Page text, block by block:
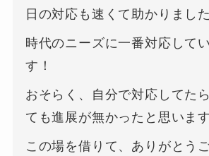
日の対応も速くて助かりました
時代のニーズに一番対応して
す！
おそらく、自分で対応してた
ても進展が無かったと思います
この場を借りて、ありがとう